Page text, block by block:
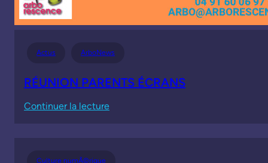
Actus ArboNews
RÉUNION PARENTS ÉCRANS
Continuer la lecture:
Culture numÃ©rique